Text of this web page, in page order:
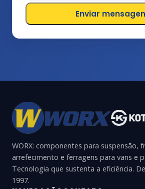
Enviar
WORX: componentes para suspensão,
arrefecimento e ferragens para vans e
Tecnologia que sustenta a eficiência.
1997.